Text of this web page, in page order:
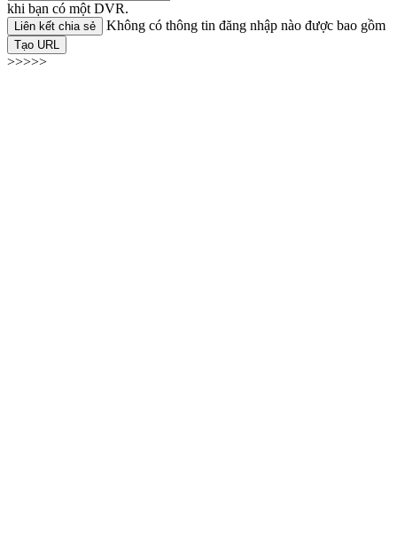
khi bạn có một DVR.
Liên kết chia sẻ Không có thông tin đăng nhập nào được bao gồm
Tạo URL
>>>>>